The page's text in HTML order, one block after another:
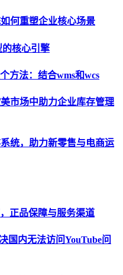
何重塑企业核心场景
核心引擎
方法：结合wms和wcs
市场中助力企业库存管理
统，助力新零售与电商运
正品保障与服务渠道
国内无法访问YouTube问